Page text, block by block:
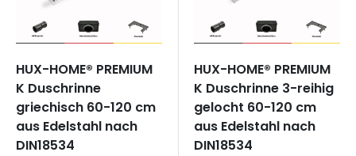
HUX-HOME® PREMIUM
K Duschrinne
griechisch 60-120 cm
aus Edelstahl nach
DIN18534
HUX-HOME® PREMIUM
K Duschrinne 3-reihig
gelocht 60-120 cm
aus Edelstahl nach
DIN18534